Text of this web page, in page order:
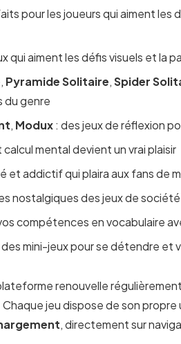
pour les joueurs qui aiment les
qui aiment les défis visuels et la
, Pyramide Solitaire,Spider
du genre
, Modux: des jeux de réflexion
calcul mental devient un vrai plaisir
et addictif qui plaira aux fans de
nostalgiques des jeux de société
compétences en vocabulaire
des mini-jeux pour se détendre et
renouvelle
jeu dispose de son
, directement sur